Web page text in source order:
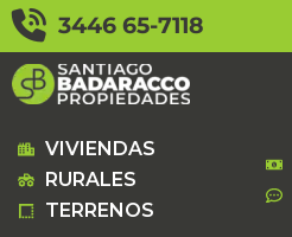
contenido
3446 65-7118
VIVIENDAS
RURALES
TERRENOS